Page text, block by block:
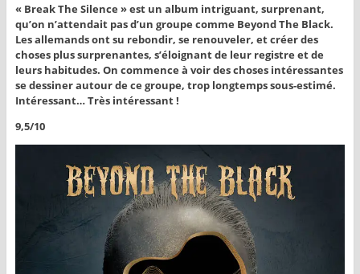
« Break The Silence » est un album intriguant, surprenant,
qu’on n’attendait pas d’un groupe comme Beyond The Black.
Les allemands ont su rebondir, se renouveler, et créer des
choses plus surprenantes, s’éloignant de leur registre et de
leurs habitudes. On commence à voir des choses intéressantes
se dessiner autour de ce groupe, trop longtemps sous-estimé.
Intéressant… Très intéressant !
9,5/10